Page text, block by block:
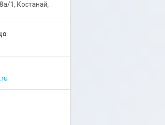
1, Костанай,